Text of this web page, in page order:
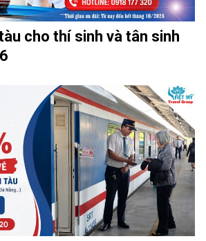
cho thí sinh và tân sinh